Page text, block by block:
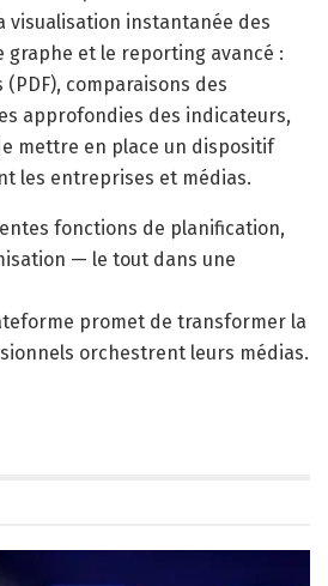
visualisation instantanée des
graphe et le reporting avancé :
comparaisons des
approfondies des indicateurs,
mettre en place un dispositif
les entreprises et médias.
fonctions de planification,
— le tout dans une
promet de transformer la
orchestrent leurs médias.